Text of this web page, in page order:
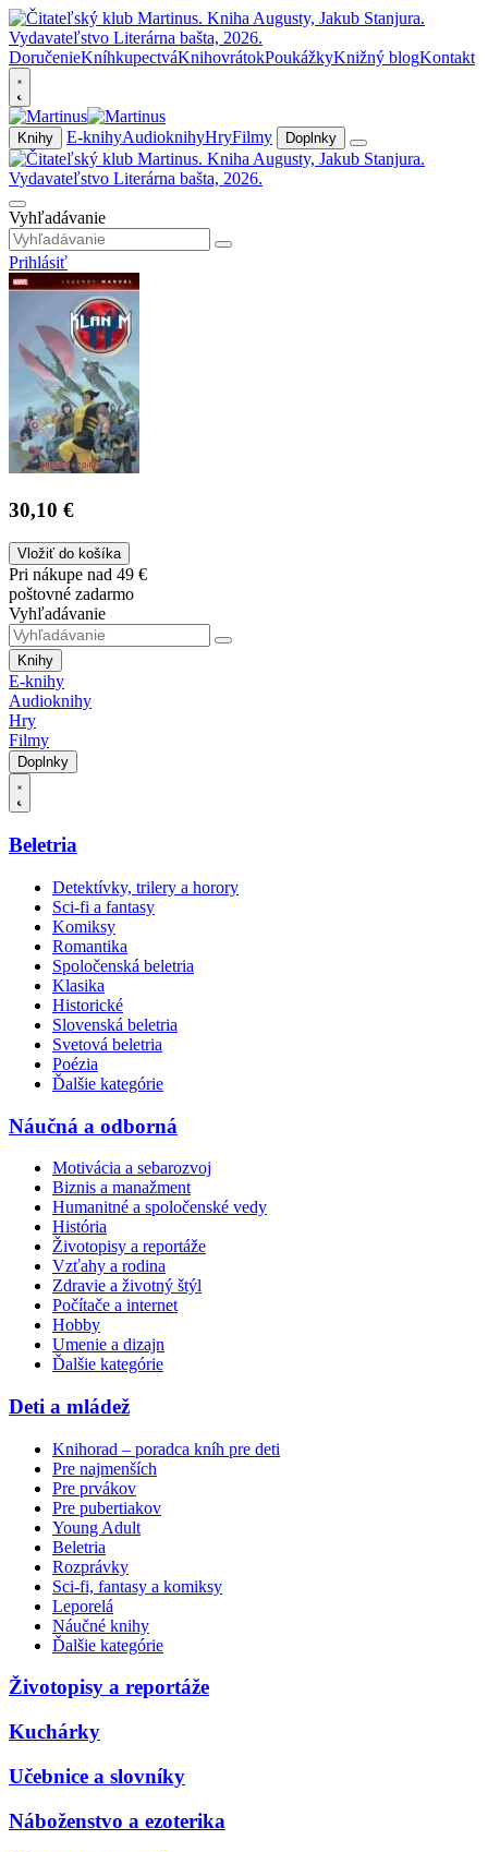
DoručenieKníhkupectváKnihovrátokPoukážkyKnižný blogKontakt
Knihy E-knihyAudioknihyHryFilmy Doplnky
Vyhľadávanie
Prihlásiť
30,10 €
Vložiť do košíka
Pri nákupe nad 49 €
poštovné zadarmo
Vyhľadávanie
Knihy
E-knihy
Audioknihy
Hry
Filmy
Doplnky
Beletria
Detektívky, trilery a horory
Sci-fi a fantasy
Komiksy
Romantika
Spoločenská beletria
Klasika
Historické
Slovenská beletria
Svetová beletria
Poézia
Ďalšie kategórie
Náučná a odborná
Motivácia a sebarozvoj
Biznis a manažment
Humanitné a spoločenské vedy
História
Životopisy a reportáže
Vzťahy a rodina
Zdravie a životný štýl
Počítače a internet
Hobby
Umenie a dizajn
Ďalšie kategórie
Deti a mládež
Knihorad – poradca kníh pre deti
Pre najmenších
Pre prvákov
Pre pubertiakov
Young Adult
Beletria
Rozprávky
Sci-fi, fantasy a komiksy
Leporelá
Náučné knihy
Ďalšie kategórie
Životopisy a reportáže
Kuchárky
Učebnice a slovníky
Náboženstvo a ezoterika